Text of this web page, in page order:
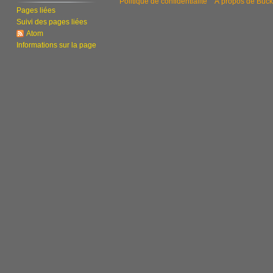
2
Pages liées
Suivi des pages liées
Atom
Informations sur la page